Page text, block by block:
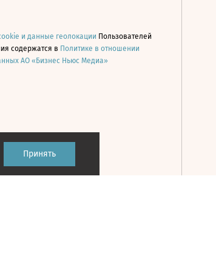
Принять
и данные геолокации Пользователей
содержатся в Политике в отношении
АО «Бизнес Ньюс Медиа»